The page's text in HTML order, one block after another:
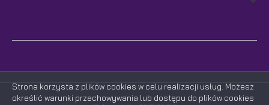
Strona korzysta z plików cookies w celu realizacji usług. Możesz
określić warunki przechowywania lub dostępu do plików cookies